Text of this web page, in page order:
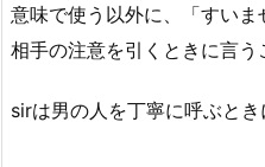
意味で使う以外に、「すい
相手の注意を引くときに言う
sirは男の人を丁寧に呼ぶとき